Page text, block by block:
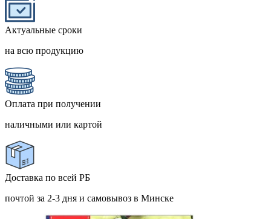
Актуальные сроки
на всю продукцию
Оплата при получении
наличными или картой
Доставка по всей РБ
почтой за 2-3 дня и самовывоз в Минске